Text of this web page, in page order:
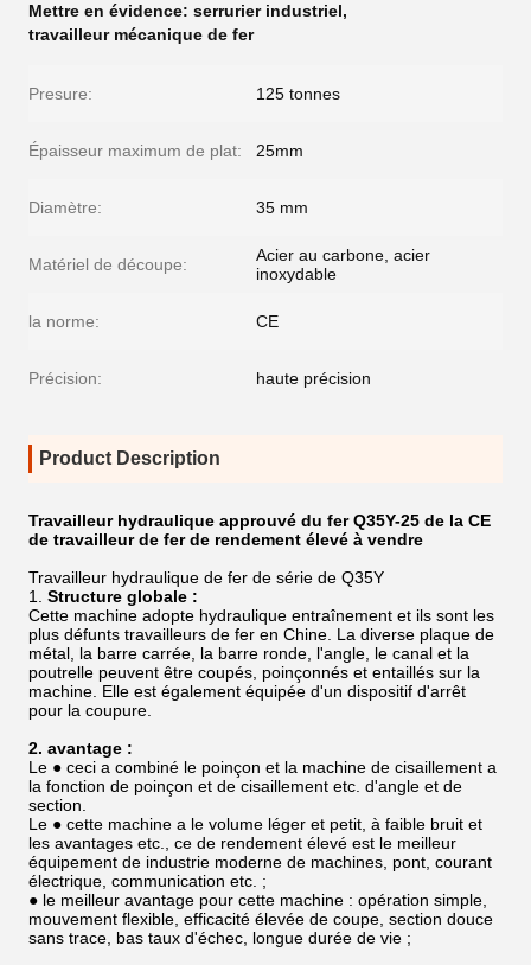
Mettre en évidence: serrurier industriel,
travailleur mécanique de fer
Presure: 125 tonnes
Épaisseur maximum de plat: 25mm
Diamètre: 35 mm
Matériel de découpe:
Acier au carbone, acier
inoxydable
la norme: CE
Précision: haute précision
Product Description
Travailleur hydraulique approuvé du fer Q35Y-25 de la CE
de travailleur de fer de rendement élevé à vendre
Travailleur hydraulique de fer de série de Q35Y
1. Structure globale :
Cette machine adopte hydraulique entraînement et ils sont les
plus défunts travailleurs de fer en Chine. La diverse plaque de
métal, la barre carrée, la barre ronde, l'angle, le canal et la
poutrelle peuvent être coupés, poinçonnés et entaillés sur la
machine. Elle est également équipée d'un dispositif d'arrêt
pour la coupure.
2. avantage :
Le ● ceci a combiné le poinçon et la machine de cisaillement a
la fonction de poinçon et de cisaillement etc. d'angle et de
section.
Le ● cette machine a le volume léger et petit, à faible bruit et
les avantages etc., ce de rendement élevé est le meilleur
équipement de industrie moderne de machines, pont, courant
électrique, communication etc. ;
● le meilleur avantage pour cette machine : opération simple,
mouvement flexible, efficacité élevée de coupe, section douce
sans trace, bas taux d'échec, longue durée de vie ;